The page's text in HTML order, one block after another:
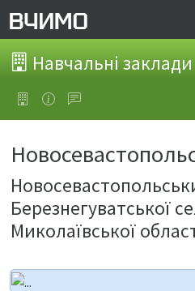
Навчальні заклади
Березнегуватської
Миколаївської